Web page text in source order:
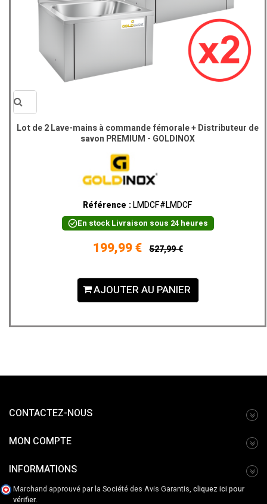
Vue
Lot de 2 Lave-mains à commande fémorale + Distributeur de
savon PREMIUM - GOLDINOX
Référence :LMDCF#LMDCF
En stockLivraison sous 24 heures
199,99 € 527,99 €
AJOUTER AU PANIER
CONTACTEZ-NOUS
MON COMPTE
INFORMATIONS
Marchand approuvé par la Société des Avis Garantis, cliquez ici pour
vérifier.